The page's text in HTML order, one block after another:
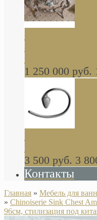
стиле барокко,
коричневый
1 250 000 руб.
Khala Colombo
НАЛИЧИИ
3 500 руб. 3
Контакты
Главная » Мебель для
» Chinoiserie Sink Chest
96см, стилизация под